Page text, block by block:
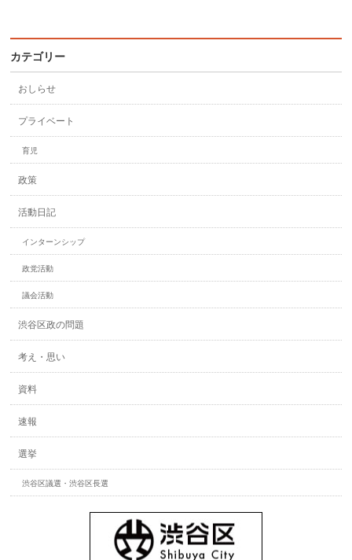
カテゴリー
おしらせ
プライベート
育児
政策
活動日記
インターンシップ
政党活動
議会活動
渋谷区政の問題
考え・思い
資料
速報
選挙
渋谷区議選・渋谷区長選